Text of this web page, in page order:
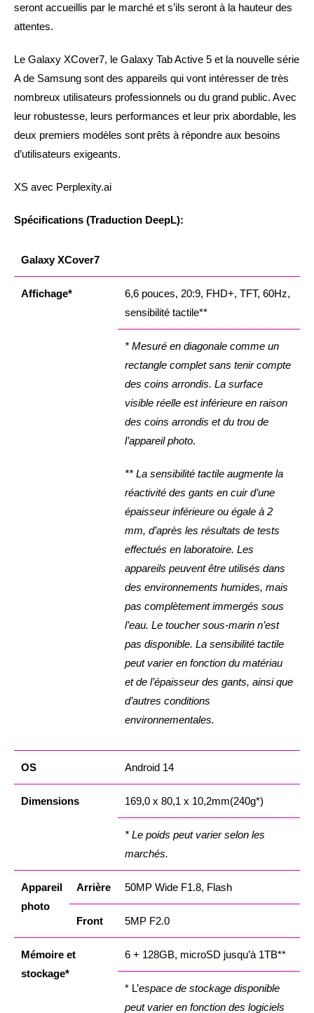
seront accueillis par le marché et s’ils seront à la hauteur des
attentes.
Le Galaxy XCover7, le Galaxy Tab Active 5 et la nouvelle série
A de Samsung sont des appareils qui vont intéresser de très
nombreux utilisateurs professionnels ou du grand public. Avec
leur robustesse, leurs performances et leur prix abordable, les
deux premiers modèles sont prêts à répondre aux besoins
d’utilisateurs exigeants.
XS avec Perplexity.ai
Spécifications (Traduction DeepL):
Galaxy XCover7
Affichage*
6,6 pouces, 20:9, FHD+, TFT, 60Hz,
sensibilité tactile**
* Mesuré en diagonale comme un
rectangle complet sans tenir compte
des coins arrondis. La surface
visible réelle est inférieure en raison
des coins arrondis et du trou de
l’appareil photo.
** La sensibilité tactile augmente la
réactivité des gants en cuir d’une
épaisseur inférieure ou égale à 2
mm, d’après les résultats de tests
effectués en laboratoire. Les
appareils peuvent être utilisés dans
des environnements humides, mais
pas complètement immergés sous
l’eau. Le toucher sous-marin n’est
pas disponible. La sensibilité tactile
peut varier en fonction du matériau
et de l’épaisseur des gants, ainsi que
d’autres conditions
environnementales.
OS Android 14
Dimensions 169,0 x 80,1 x 10,2mm(240g*)
* Le poids peut varier selon les
marchés.
Appareil
photo
Arrière 50MP Wide F1.8, Flash
Front 5MP F2.0
Mémoire et
stockage*
6 + 128GB, microSD jusqu’à 1TB**
* L’espace de stockage disponible
peut varier en fonction des logiciels